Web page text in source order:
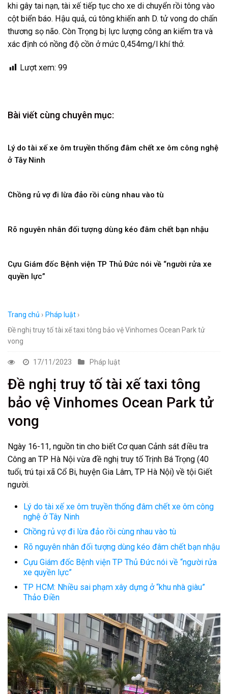
khi gây tai nạn, tài xế tiếp tục cho xe di chuyển rồi tông vào
cột biển báo. Hậu quả, cú tông khiến anh D. tử vong do chấn
thương sọ não. Còn Trọng bị lực lượng công an kiểm tra và
xác định có nồng độ cồn ở mức 0,454mg/l khí thở.
Lượt xem: 99
Bài viết cùng chuyên mục:
Lý do tài xế xe ôm truyền thống đâm chết xe ôm công nghệ
ở Tây Ninh
Chồng rủ vợ đi lừa đảo rồi cùng nhau vào tù
Rõ nguyên nhân đối tượng dùng kéo đâm chết bạn nhậu
Cựu Giám đốc Bệnh viện TP Thủ Đức nói về “người rửa xe
quyền lực”
Trang chủ › Pháp luật ›
Đề nghị truy tố tài xế taxi tông bảo vệ Vinhomes Ocean Park tử
vong
17/11/2023 Pháp luật
Đề nghị truy tố tài xế taxi tông
bảo vệ Vinhomes Ocean Park tử
vong
Ngày 16-11, nguồn tin cho biết Cơ quan Cảnh sát điều tra
Công an TP Hà Nội vừa đề nghị truy tố Trịnh Bá Trọng (40
tuổi, trú tại xã Cổ Bi, huyện Gia Lâm, TP Hà Nội) về tội Giết
người.
Lý do tài xế xe ôm truyền thống đâm chết xe ôm công
nghệ ở Tây Ninh
Chồng rủ vợ đi lừa đảo rồi cùng nhau vào tù
Rõ nguyên nhân đối tượng dùng kéo đâm chết bạn nhậu
Cựu Giám đốc Bệnh viện TP Thủ Đức nói về “người rửa
xe quyền lực”
TP HCM: Nhiều sai phạm xây dựng ở “khu nhà giàu”
Thảo Điền